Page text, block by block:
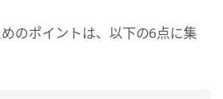
のポイントは、以下の6点に集